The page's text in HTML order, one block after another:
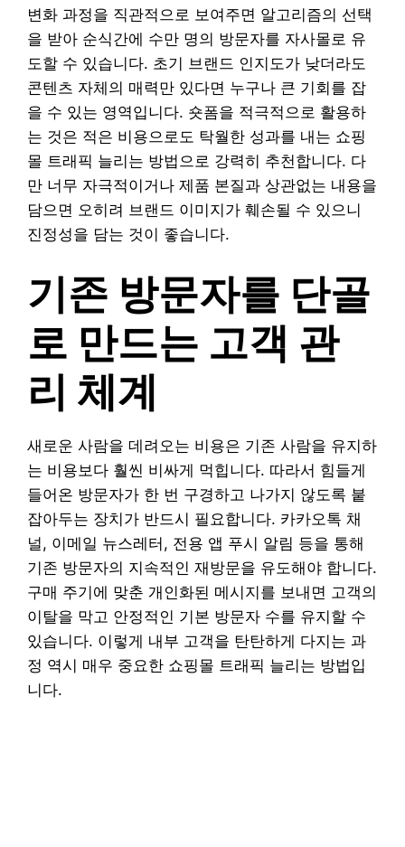
변화 과정을 직관적으로 보여주면 알고리즘의 선택
을 받아 순식간에 수만 명의 방문자를 자사몰로 유
도할 수 있습니다. 초기 브랜드 인지도가 낮더라도
콘텐츠 자체의 매력만 있다면 누구나 큰 기회를 잡
을 수 있는 영역입니다. 숏폼을 적극적으로 활용하
는 것은 적은 비용으로도 탁월한 성과를 내는 쇼핑
몰 트래픽 늘리는 방법으로 강력히 추천합니다. 다
만 너무 자극적이거나 제품 본질과 상관없는 내용을
담으면 오히려 브랜드 이미지가 훼손될 수 있으니
진정성을 담는 것이 좋습니다.
기존 방문자를 단골
로 만드는 고객 관
리 체계
새로운 사람을 데려오는 비용은 기존 사람을 유지하
는 비용보다 훨씬 비싸게 먹힙니다. 따라서 힘들게
들어온 방문자가 한 번 구경하고 나가지 않도록 붙
잡아두는 장치가 반드시 필요합니다. 카카오톡 채
널, 이메일 뉴스레터, 전용 앱 푸시 알림 등을 통해
기존 방문자의 지속적인 재방문을 유도해야 합니다.
구매 주기에 맞춘 개인화된 메시지를 보내면 고객의
이탈을 막고 안정적인 기본 방문자 수를 유지할 수
있습니다. 이렇게 내부 고객을 탄탄하게 다지는 과
정 역시 매우 중요한 쇼핑몰 트래픽 늘리는 방법입
니다.